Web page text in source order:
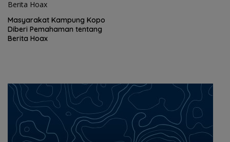
Masyarakat Kampung Kopo
Diberi Pemahaman tentang
Berita Hoax